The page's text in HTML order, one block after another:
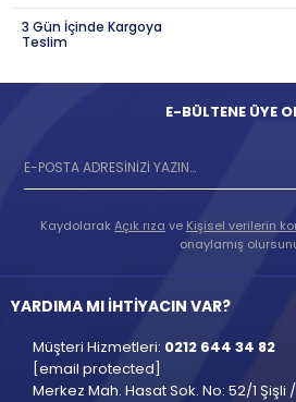
3 Gün İçinde Kargoya
Teslim
E-BÜLTENE ÜYE
KaydolarakAçık rıza ve Kişisel verilerin
onaylamış
YARDIMA MI İHTİYACIN VAR?
Müşteri Hizmetleri: 0212 644 34 82
[email protected]
Merkez Mah. Hasat Sok. No: 52/1 Şişli